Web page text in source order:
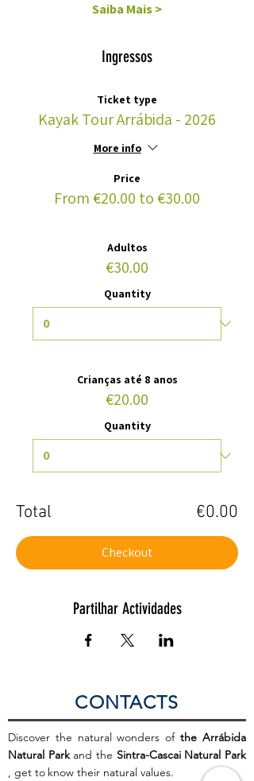
Saiba Mais >
Ingressos
Ticket type
Kayak Tour Arrábida - 2026
More info
Price
From €20.00 to €30.00
Adultos
€30.00
Quantity
Crianças até 8 anos
€20.00
Quantity
Total €0.00
Checkout
Partilhar Actividades
CONTACTS
Discover the natural wonders ofthe Arrábida
Natural Parkand the Sintra-Cascai Natural Park
, get to know their natural values.